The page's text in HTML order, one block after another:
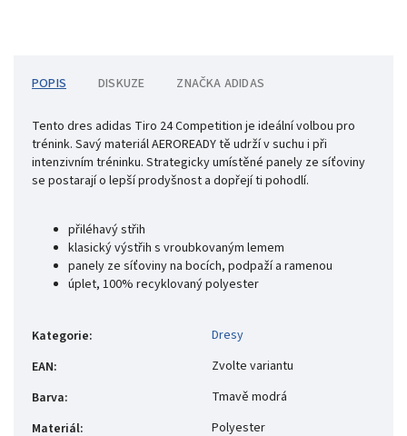
POPIS DISKUZE ZNAČKA ADIDAS
Tento dres adidas Tiro 24 Competition je ideální volbou pro
trénink. Savý materiál AEROREADY tě udrží v suchu i při
intenzivním tréninku. Strategicky umístěné panely ze síťoviny
se postarají o lepší prodyšnost a dopřejí ti pohodlí.
přiléhavý střih
klasický výstřih s vroubkovaným lemem
panely ze síťoviny na bocích, podpaží a ramenou
úplet, 100% recyklovaný polyester
Kategorie:
Dresy
EAN:
Zvolte variantu
Barva:
Tmavě modrá
Materiál:
Polyester